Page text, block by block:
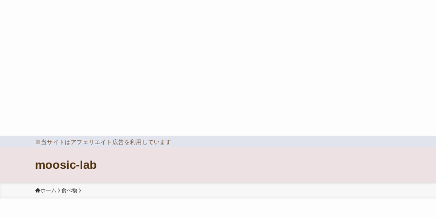
※当サイトはアフェリエイト広告を利用しています
moosic-lab
ホーム 食べ物